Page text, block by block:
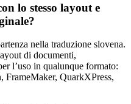
lo stesso layout e
nella traduzione slovena.
di documenti,
l’uso in qualunque formato:
FrameMaker, QuarkXPress,